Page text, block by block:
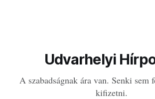
Udvarhelyi
A szabadságnak ára van. Senki sem
kifizetni.